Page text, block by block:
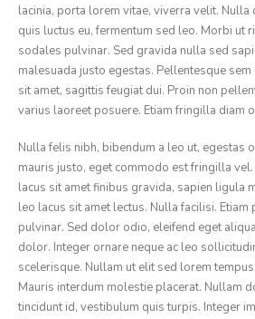
lacinia, porta lorem vitae, viverra velit.
quis luctus eu, fermentum sed leo. Morbi ut
sodales pulvinar. Sed gravida nulla sed
malesuada justo egestas. Pellentesque
sit amet, sagittis feugiat dui. Proin non
varius laoreet posuere. Etiam fringilla diam
Nulla felis nibh, bibendum a leo ut, egestas
mauris justo, eget commodo est fringilla
lacus sit amet finibus gravida, sapien ligula
leo lacus sit amet lectus. Nulla facilisi.
pulvinar. Sed dolor odio, eleifend eget
dolor. Integer ornare neque ac leo
scelerisque. Nullam ut elit sed lorem
Mauris interdum molestie placerat. Nullam
tincidunt id, vestibulum quis turpis. Integer